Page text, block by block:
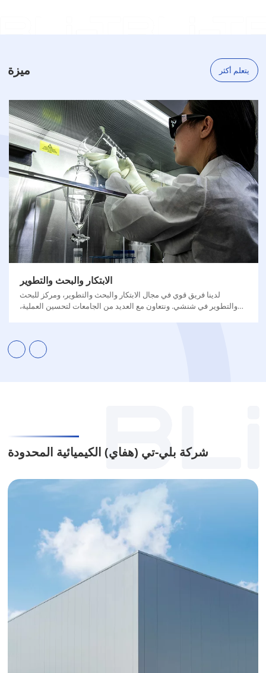
ميزة يتعلم أكثر
الابتكار والبحث والتطوير
لدينا فريق قوي في مجال الابتكار والبحث والتطوير، ومركز للبحث
والتطوير في شنشي. ونتعاون مع العديد من الجامعات لتحسين العملية،
شركة بلي-تي (هفاي) الكيميائية المحدودة